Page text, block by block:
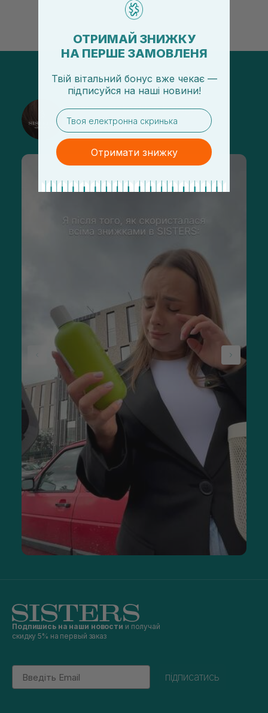
@sisters_stelmakh в Instagram
Подписаться
Подпишись на наши новости и получай
скидку 5% на первый заказ
Email
підписатись
ОТРИМАЙ ЗНИЖКУ
НА ПЕРШЕ ЗАМОВЛЕНЯ
Твій вітальний бонус вже чекає —
підписуйся на наші новини!
email
Отримати знижку